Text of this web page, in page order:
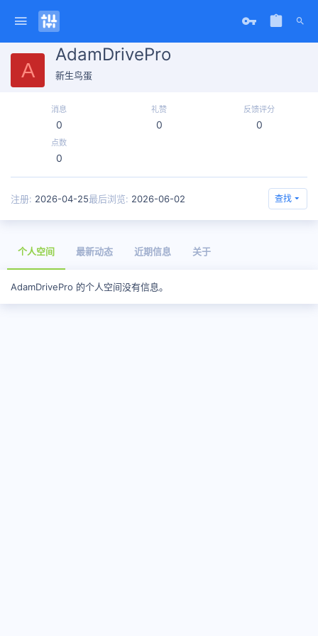
A
AdamDrivePro
新生鸟蛋
消息
0
礼赞
0
反馈评分
0
点数
0
注册 2026-04-25最后浏览 2026-06-02 查找
个人空间 最新动态 近期信息 关于
AdamDrivePro 的个人空间没有信息。